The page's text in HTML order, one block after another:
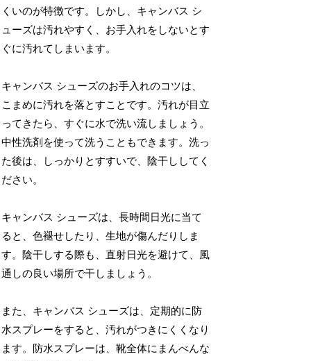
くいのが特徴です。しかし、キャンバス シ
ューズは汚れやすく、お手入れをしないとす
ぐに汚れてしまいます。
キャンバス シューズのお手入れのコツは、
こまめに汚れを落とすことです。汚れが目立
ってきたら、すぐに水で洗い流しましょう。
中性洗剤を使って洗うこともできます。洗っ
た後は、しっかりとすすいで、陰干ししてく
ださい。
キャンバス シューズは、長時間日光に当て
ると、色褪せしたり、生地が傷んだりしま
す。陰干しする際も、直射日光を避けて、風
通しの良い場所で干しましょう。
また、キャンバス シューズは、定期的に防
水スプレーをすると、汚れがつきにくくなり
ます。防水スプレーは、靴全体にまんべんな